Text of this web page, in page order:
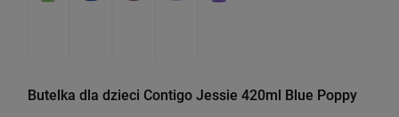
Butelka dla dzieci Contigo Jessie 420ml Blue Poppy